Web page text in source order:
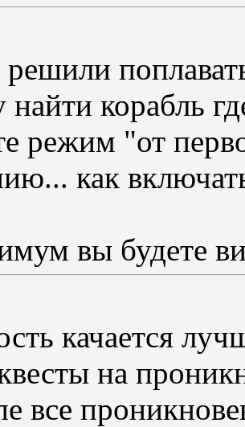
корабль
режим "от
как
вы будете
качается
на
все